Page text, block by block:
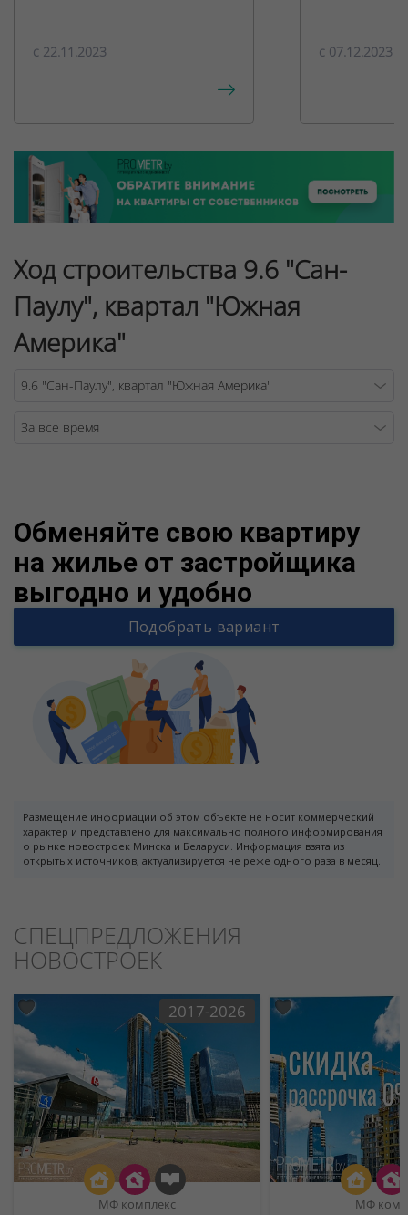
c 22.11.2023 c 07.12.2023
Ход строительства 9.6 "Сан-
Паулу", квартал "Южная
Америка"
Обменяйте свою квартиру
на жилье от застройщика
выгодно и удобно
Подобрать вариант
Размещение информации об этом объекте не носит коммерческий
характер и представлено для максимально полного информирования
о рынке новостроек Минска и Беларуси. Информация взята из
открытых источников, актуализируется не реже одного раза в месяц.
СПЕЦПРЕДЛОЖЕНИЯ
НОВОСТРОЕК
2017-2026
МФ комплекс МФ